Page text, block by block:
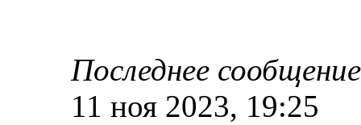
Последнее
11 ноя 2023, 19:25